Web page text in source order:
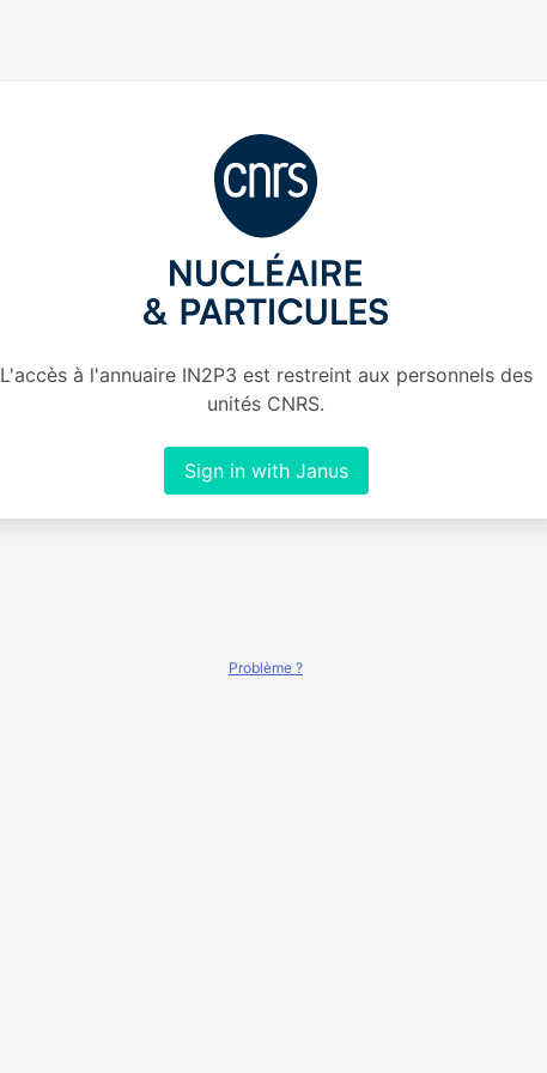
L'accès à l'annuaire IN2P3 est restreint aux personnels des
unités CNRS.
Sign in with Janus
Problème ?